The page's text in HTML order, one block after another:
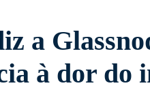
a
à dor do